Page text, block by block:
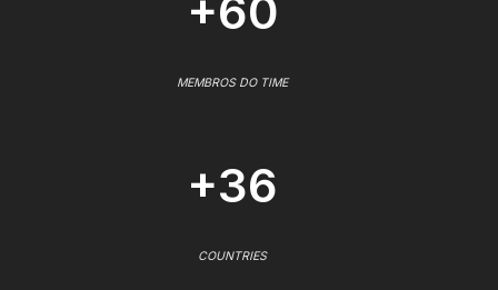
+60
MEMBROS DO TIME
+36
COUNTRIES